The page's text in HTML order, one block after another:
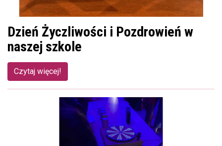
Dzień Życzliwości i Pozdrowień w
naszej szkole
Czytaj więcej!